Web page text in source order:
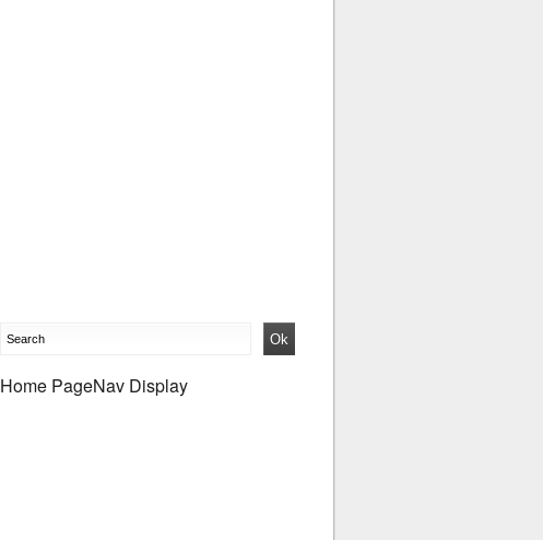
Home PageNav Display